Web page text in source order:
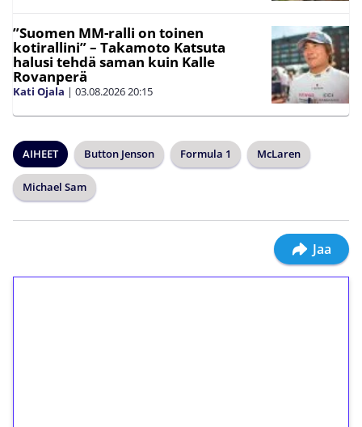
”Suomen MM-ralli on toinen
kotirallini” – Takamoto Katsuta
halusi tehdä saman kuin Kalle
Rovanperä
Kati Ojala | 03.08.202620:15
AIHEET Button Jenson Formula 1 McLaren
Michael Sam
Jaa